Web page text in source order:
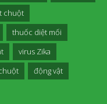
chuột
thuốc diệt mối
virus Zika
động vật